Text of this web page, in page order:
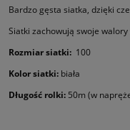
Bardzo gęsta siatka, dzięki
Siatki zachowują swoje
Rozmiar siatki: 100
Kolor siatki: biała
Długość rolki: 50m (w